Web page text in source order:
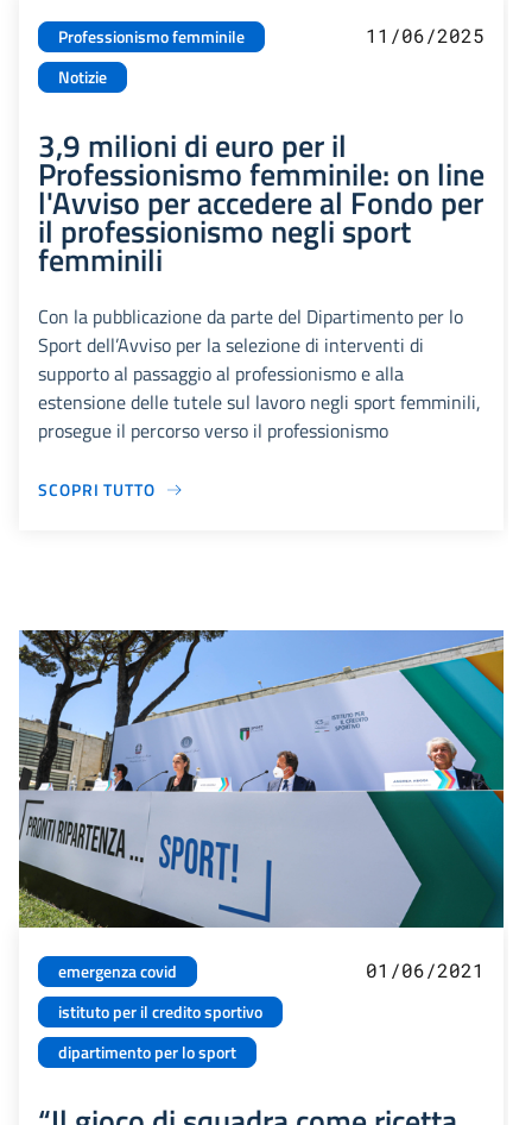
Professionismo femminile
Notizie
11/06/2025
3,9 milioni di euro per il
Professionismo femminile: on line
l'Avviso per accedere al Fondo per
il professionismo negli sport
femminili
Con la pubblicazione da parte del Dipartimento per lo
Sport dell’Avviso per la selezione di interventi di
supporto al passaggio al professionismo e alla
estensione delle tutele sul lavoro negli sport femminili,
prosegue il percorso verso il professionismo
SCOPRI TUTTO
emergenza covid
istituto per il credito sportivo
dipartimento per lo sport
01/06/2021